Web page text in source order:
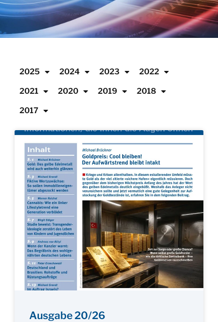
2025 2024 2023 2022
2021 2020 2019 2018
2017
Ausgabe 20/26